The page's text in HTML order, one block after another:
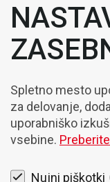
Spletno mesto
za delovanje,
uporabniško
vsebine.
Nujni piškotki